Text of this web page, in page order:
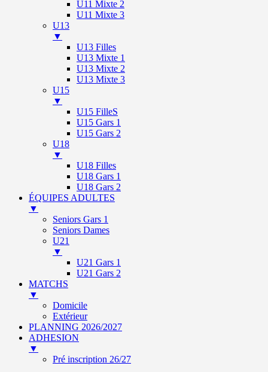
U11 Mixte 2
U11 Mixte 3
U13
▼
U13 Filles
U13 Mixte 1
U13 Mixte 2
U13 Mixte 3
U15
▼
U15 FilleS
U15 Gars 1
U15 Gars 2
U18
▼
U18 Filles
U18 Gars 1
U18 Gars 2
ÉQUIPES ADULTES
▼
Seniors Gars 1
Seniors Dames
U21
▼
U21 Gars 1
U21 Gars 2
MATCHS
▼
Domicile
Extérieur
PLANNING 2026/2027
ADHESION
▼
Pré inscription 26/27